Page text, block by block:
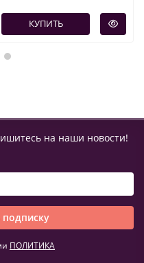
КУПИТЬ
на наши новости!
ПОЛИТИКА